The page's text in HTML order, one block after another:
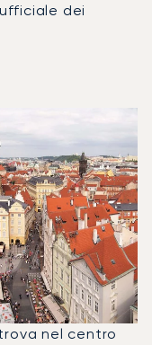
dei
nel centro